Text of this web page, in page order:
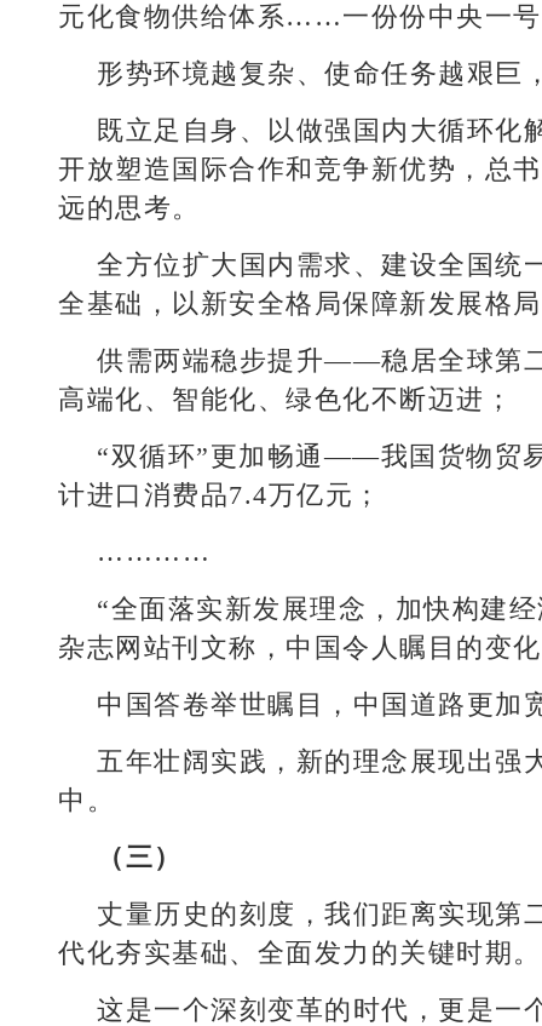
元化食物供给体系……一份份中央一
形势环境越复杂、使命任务越艰巨
既立足自身、以做强国内大循环化
开放塑造国际合作和竞争新优势，总
远的思考。
全方位扩大国内需求、建设全国统
全基础，以新安全格局保障新发展格
供需两端稳步提升——稳居全球第
高端化、智能化、绿色化不断迈进；
“双循环”更加畅通——我国货物贸
计进口消费品7.4万亿元；
…………
“全面落实新发展理念，加快构建
杂志网站刊文称，中国令人瞩目的变
中国答卷举世瞩目，中国道路更加
五年壮阔实践，新的理念展现出强
中。
（三）
丈量历史的刻度，我们距离实现第
代化夯实基础、全面发力的关键时期。
这是一个深刻变革的时代，更是一